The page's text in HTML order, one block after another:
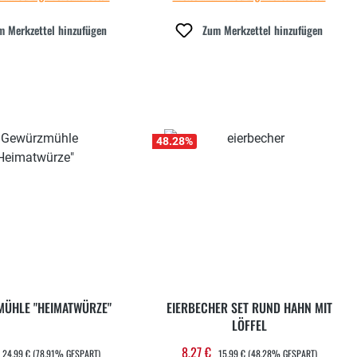
Merkzettel hinzufügen Zum Merkzettel hinzufügen
"HEIMATWÜRZE"
REGULÄRER PREIS:
24,99 €(78.91% GESPART)
48.28%
EIERBECHER SET RUND HAHN MIT
LÖFFEL
Verkaufspreis:
8,27 € REGULÄRER PREIS:
15,99 € (48.28% GESPART)